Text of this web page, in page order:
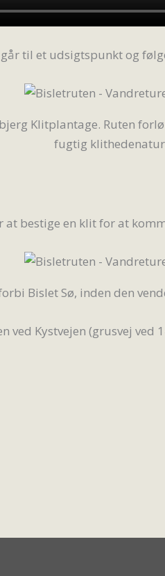
til et udsigtspunkt og
Klitplantage. Ruten
fugtig
bestige en klit for at
Bislet Sø, inden den
Kystvejen (grusvej ved